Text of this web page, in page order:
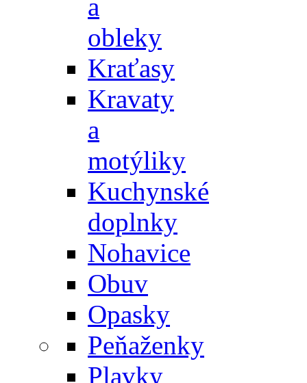
a
obleky
Kraťasy
Kravaty
a
motýliky
Kuchynské
doplnky
Nohavice
Obuv
Opasky
Peňaženky
Plavky